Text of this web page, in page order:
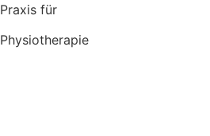
Zum
springen
Praxis für
Physiotherapie